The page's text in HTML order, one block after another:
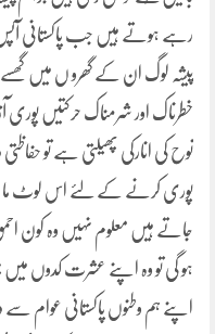
رہے ہوتے ہیں جب پاکستانی
پیشہ لوگ ان کے گھرو ں میں
خطرناک اور شرمناک حرکتیں
نوح کی انارکی پھیلتی ہے تو حفاظتی
پوری کرنے کے لئے اس لوٹ ما ر
جاتے ہیں معلوم نہیں وہ کون
ہو گی تو وہ اپنے عشرت کدوں
اپنے ہم وطنوں پاکستانی عوام سے